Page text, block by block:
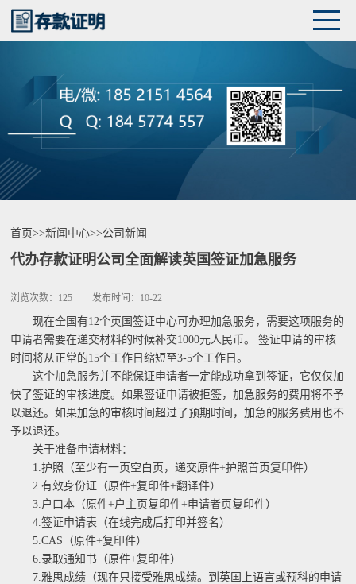
首页>>新闻中心>>公司新闻
代办存款证明公司全面解读英国签证加急服务
浏览次数： 125 发布时间： 10-22
现在全国有12个英国签证中心可办理加急服务，需要这项服务的
申请者需要在递交材料的时候补交1000元人民币。 签证申请的审核
时间将从正常的15个工作日缩短至3-5个工作日。
这个加急服务并不能保证申请者一定能成功拿到签证，它仅仅加
快了签证的审核进度。如果签证申请被拒签，加急服务的费用将不予
以退还。如果加急的审核时间超过了预期时间，加急的服务费用也不
予以退还。
关于准备申请材料：
1.护照（至少有一页空白页，递交原件+护照首页复印件）
2.有效身份证（原件+复印件+翻译件）
3.户口本（原件+户主页复印件+申请者页复印件）
4.签证申请表（在线完成后打印并签名）
5.CAS（原件+复印件）
6.录取通知书（原件+复印件）
7.雅思成绩（现在只接受雅思成绩。到英国上语言或预科的申请